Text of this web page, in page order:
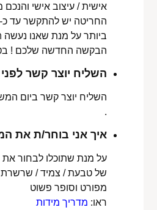
אישית / עיצוב אישי והנכם
החריטה יש להתקשר עד כ-
ביותר על מנת שאנו נעשה
הבקשה החדשה שלכם !
השליח יוצר קשר
השליח יוצר קשר ביום
.
איך אני בוחר/ת את
על מנת שתוכלו לבחור
של טבעת / צמיד / שרשרת
מפורט וסופר פשוט
ראו: מדריך מידות